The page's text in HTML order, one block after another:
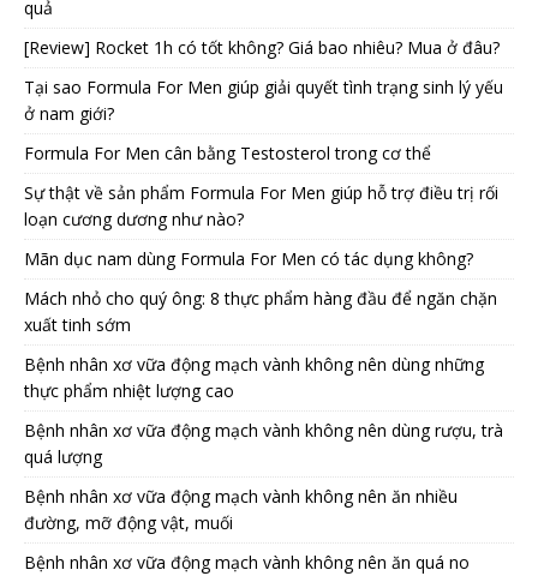
quả
[Review] Rocket 1h có tốt không? Giá bao nhiêu? Mua ở đâu?
Tại sao Formula For Men giúp giải quyết tình trạng sinh lý yếu
ở nam giới?
Formula For Men cân bằng Testosterol trong cơ thể
Sự thật về sản phẩm Formula For Men giúp hỗ trợ điều trị rối
loạn cương dương như nào?
Mãn dục nam dùng Formula For Men có tác dụng không?
Mách nhỏ cho quý ông: 8 thực phẩm hàng đầu để ngăn chặn
xuất tinh sớm
Bệnh nhân xơ vữa động mạch vành không nên dùng những
thực phẩm nhiệt lượng cao
Bệnh nhân xơ vữa động mạch vành không nên dùng rượu, trà
quá lượng
Bệnh nhân xơ vữa động mạch vành không nên ăn nhiều
đường, mỡ động vật, muối
Bệnh nhân xơ vữa động mạch vành không nên ăn quá no